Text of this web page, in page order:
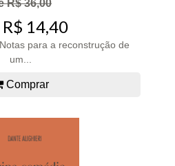
R$ 36,00
R$ 14,40
para a reconstrução de
um...
Comprar